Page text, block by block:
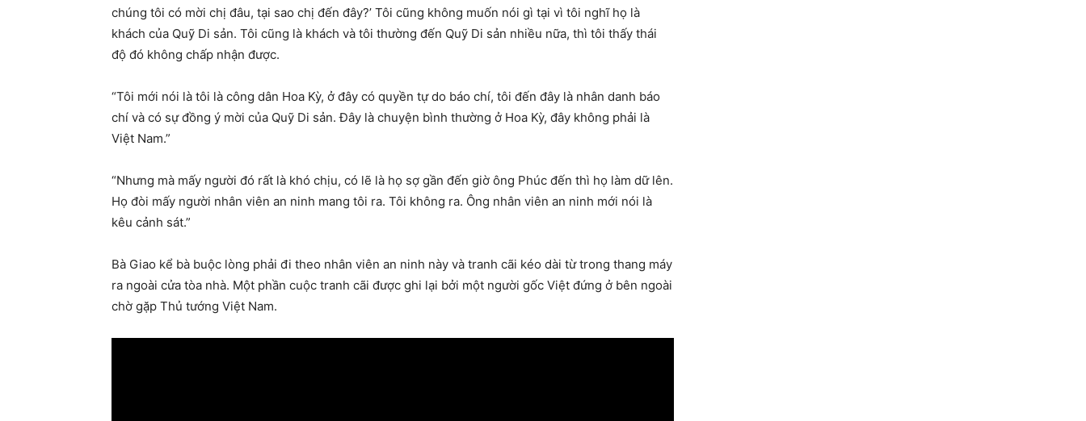
chúng tôi có mời chị đâu, tại sao chị đến đây?’ Tôi cũng không muốn nói gì tại vì tôi nghĩ họ là
khách của Quỹ Di sản. Tôi cũng là khách và tôi thường đến Quỹ Di sản nhiều nữa, thì tôi thấy thái
độ đó không chấp nhận được.
“Tôi mới nói là tôi là công dân Hoa Kỳ, ở đây có quyền tự do báo chí, tôi đến đây là nhân danh báo
chí và có sự đồng ý mời của Quỹ Di sản. Đây là chuyện bình thường ở Hoa Kỳ, đây không phải là
Việt Nam.”
“Nhưng mà mấy người đó rất là khó chịu, có lẽ là họ sợ gần đến giờ ông Phúc đến thì họ làm dữ lên.
Họ đòi mấy người nhân viên an ninh mang tôi ra. Tôi không ra. Ông nhân viên an ninh mới nói là
kêu cảnh sát.”
Bà Giao kể bà buộc lòng phải đi theo nhân viên an ninh này và tranh cãi kéo dài từ trong thang máy
ra ngoài cửa tòa nhà. Một phần cuộc tranh cãi được ghi lại bởi một người gốc Việt đứng ở bên ngoài
chờ gặp Thủ tướng Việt Nam.